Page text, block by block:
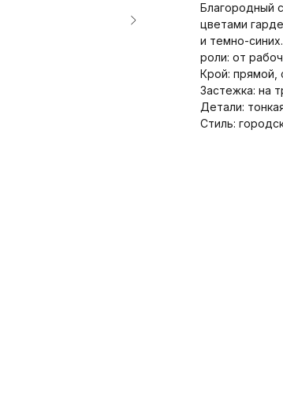
Благородный
цветами
и темно-
роли: от
Крой: прямой,
Застежка: на
Детали:
Стиль: